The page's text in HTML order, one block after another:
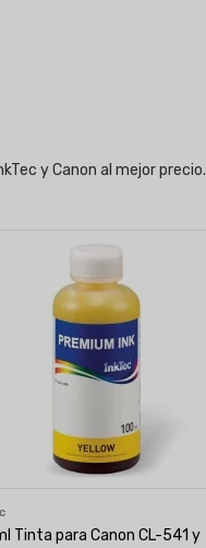
y Canon al mejor precio.
Tinta para Canon CL-541 y